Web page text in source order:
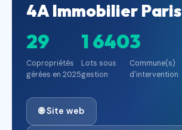
4A Immobilier Paris
29
Copropriétés
gérées en 2025
1 640
Lots sous
gestion
3
Commune(s)
d'intervention
🌐 Site web